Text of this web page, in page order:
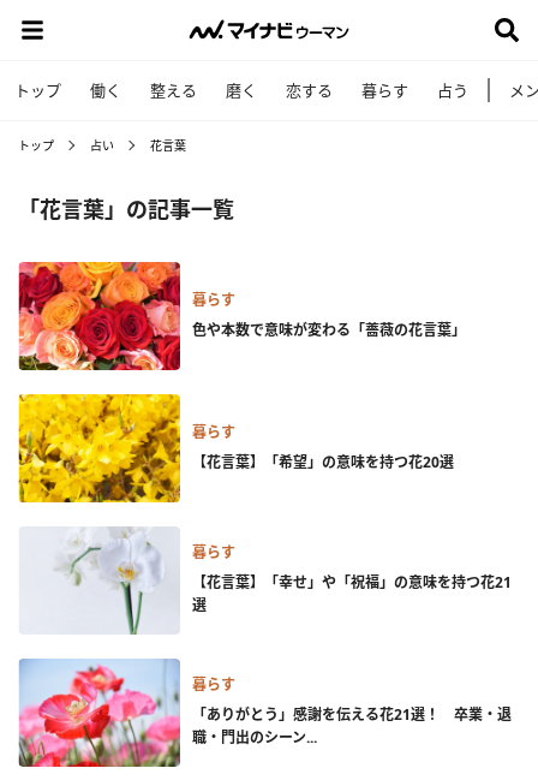
トップ 働く 整える 磨く 恋する 暮らす 占う メ
トップ 占い 花言葉
「花言葉」の記事一覧
暮らす
色や本数で意味が変わる「薔薇の花言葉」
暮らす
【花言葉】「希望」の意味を持つ花20選
暮らす
【花言葉】「幸せ」や「祝福」の意味を持つ花21
選
暮らす
「ありがとう」感謝を伝える花21選！ 卒業・退
職・門出のシーン...